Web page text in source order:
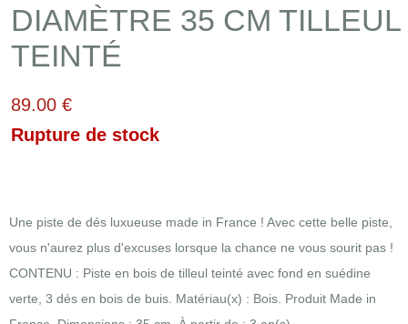
DIAMÈTRE 35 CM TILLEUL
TEINTÉ
89.00 €
Rupture de stock
Une piste de dés luxueuse made in France ! Avec cette belle piste,
vous n'aurez plus d'excuses lorsque la chance ne vous sourit pas !
CONTENU : Piste en bois de tilleul teinté avec fond en suédine
verte, 3 dés en bois de buis. Matériau(x) : Bois. Produit Made in